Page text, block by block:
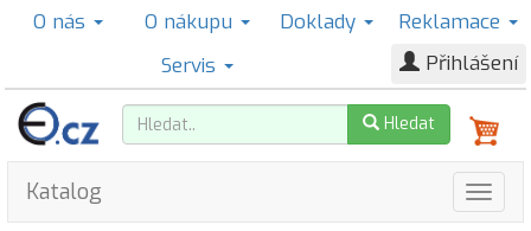
O nás O nákupu Doklady
Reklamace
Servis
Přihlášení
Hledat
Katalog